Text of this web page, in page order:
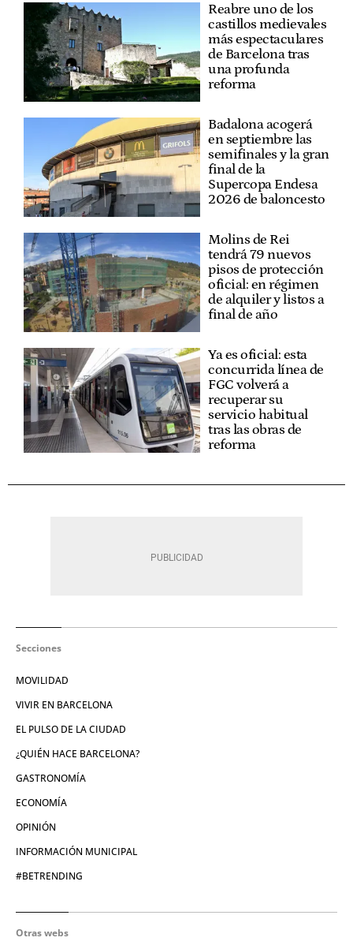
Reabre uno de los
castillos medievales
más espectaculares
de Barcelona tras
una profunda
reforma
Badalona acogerá
en septiembre las
semifinales y la gran
final de la
Supercopa Endesa
2026 de baloncesto
Molins de Rei
tendrá 79 nuevos
pisos de protección
oficial: en régimen
de alquiler y listos a
final de año
Ya es oficial: esta
concurrida línea de
FGC volverá a
recuperar su
servicio habitual
tras las obras de
reforma
Secciones
MOVILIDAD
VIVIR EN BARCELONA
EL PULSO DE LA CIUDAD
¿QUIÉN HACE BARCELONA?
GASTRONOMÍA
ECONOMÍA
OPINIÓN
INFORMACIÓN MUNICIPAL
#BETRENDING
Otras webs